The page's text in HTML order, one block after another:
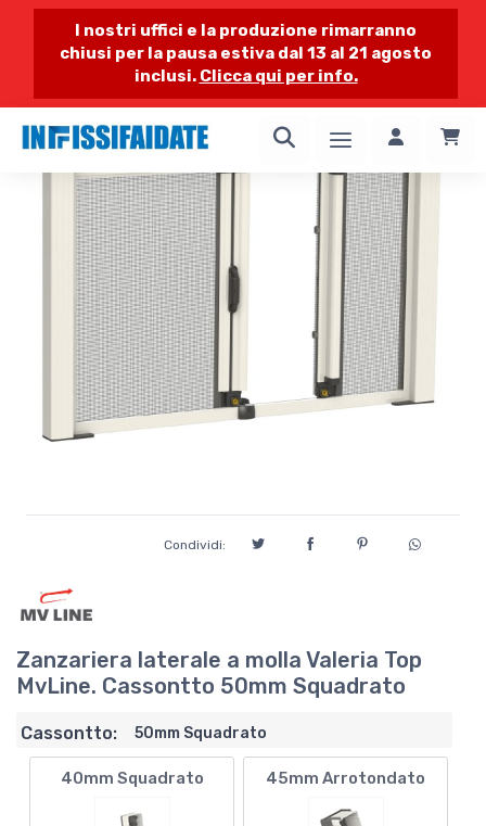
I nostri uffici e la produzione rimarranno
chiusi per la pausa estiva dal 13 al 21 agosto
inclusi. Clicca qui per info.
Condividi:
Zanzariera laterale a molla Valeria Top
MvLine. Cassontto 50mm Squadrato
Cassontto: 50mm Squadrato
40mm Squadrato 45mm Arrotondato